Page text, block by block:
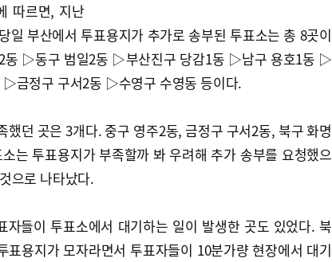
따르면, 지난
일 부산에서 투표용지가 추가로 송부된 투표소는 총 8곳이
동 ▷동구 범일2동 ▷부산진구 당감1동 ▷남구 용호1동 ▷
금정구 구서2동 ▷수영구 수영동 등이다.
했던 곳은 3개다. 중구 영주2동, 금정구 구서2동, 북구 화명
는 투표용지가 부족할까 봐 우려해 추가 송부를 요청했으
으로 나타났다.
자들이 투표소에서 대기하는 일이 발생한 곳도 있었다. 북
표용지가 모자라면서 투표자들이 10분가량 현장에서 대기